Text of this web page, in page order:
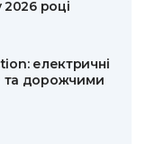
році
електричні
та дорожчими